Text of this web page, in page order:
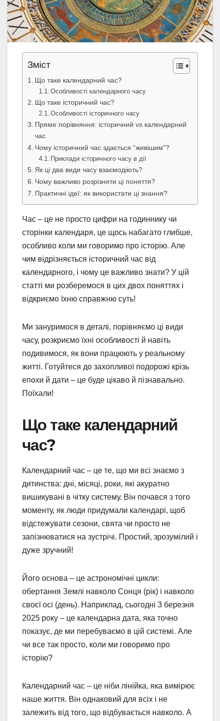
Зміст
Що таке календарний час?
Особливості календарного часу
Що таке історичний час?
Особливості історичного часу
Пряме порівняння: історичний vs календарний
час
Чому історичний час здається “живішим”?
Приклади історичного часу в дії
Як ці два види часу взаємодіють?
Чому важливо розрізняти ці поняття?
Практичні ідеї: як використати ці знання?
Час – це не просто цифри на годиннику чи
сторінки календаря, це щось набагато глибше,
особливо коли ми говоримо про історію. Але
чим відрізняється історичний час від
календарного, і чому це важливо знати? У цій
статті ми розберемося в цих двох поняттях і
відкриємо їхню справжню суть!
Ми зануримося в деталі, порівняємо ці види
часу, розкриємо їхні особливості й навіть
подивимося, як вони працюють у реальному
житті. Готуйтеся до захопливої подорожі крізь
епохи й дати – це буде цікаво й пізнавально.
Поїхали!
Що таке календарний
час?
Календарний час – це те, що ми всі знаємо з
дитинства: дні, місяці, роки, які акуратно
вишикувані в чітку систему. Він почався з того
моменту, як люди придумали календарі, щоб
відстежувати сезони, свята чи просто не
запізнюватися на зустрічі. Простий, зрозумілий і
дуже зручний!
Його основа – це астрономічні цикли:
обертання Землі навколо Сонця (рік) і навколо
своєї осі (день). Наприклад, сьогодні 3 березня
2025 року – це календарна дата, яка точно
показує, де ми перебуваємо в цій системі. Але
чи все так просто, коли ми говоримо про
історію?
Календарний час – це ніби лінійка, яка вимірює
наше життя. Він однаковий для всіх і не
залежить від того, що відбувається навколо. А